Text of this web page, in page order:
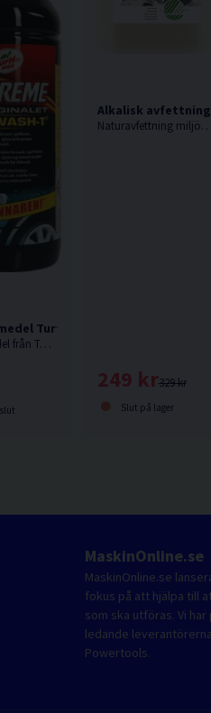
1L
Turtle Wax Prewash-T 1L
Förtvättsmedel från Turtle Wax.
Alkalisk avfettning
Naturavfettning miljömärkt med Svanen i koncentrat.
329 kr
249 kr
Slut på lager
MaskinOnline.se
MaskinOnline.se
fokus på att hjälpa till
som ska utföras. Vi
ledande
Powertools.